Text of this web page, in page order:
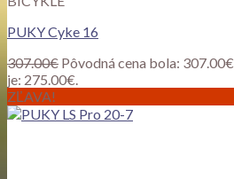
PUKY Cyke 16
307.00€ Pôvodná cena bola: 307.00€.
je: 275.00€.
ZĽAVA!